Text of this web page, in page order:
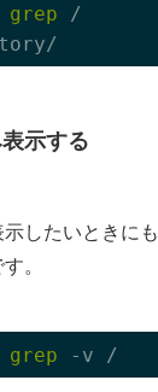
grep /
示する
したいときに
。
grep